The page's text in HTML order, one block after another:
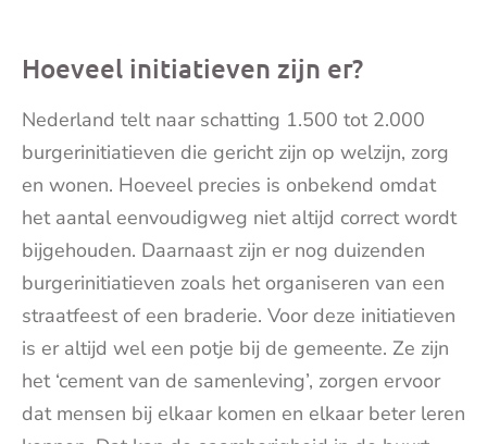
Hoeveel initiatieven zijn er?
Nederland telt naar schatting 1.500 tot 2.000
burgerinitiatieven die gericht zijn op welzijn, zorg
en wonen. Hoeveel precies is onbekend omdat
het aantal eenvoudigweg niet altijd correct wordt
bijgehouden. Daarnaast zijn er nog duizenden
burgerinitiatieven zoals het organiseren van een
straatfeest of een braderie. Voor deze initiatieven
is er altijd wel een potje bij de gemeente. Ze zijn
het ‘cement van de samenleving’, zorgen ervoor
dat mensen bij elkaar komen en elkaar beter leren